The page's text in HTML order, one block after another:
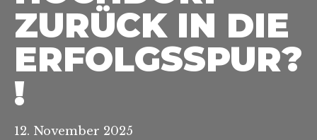
ZURÜCK IN DIE
ERFOLGSSPUR?
!
12. November 2025